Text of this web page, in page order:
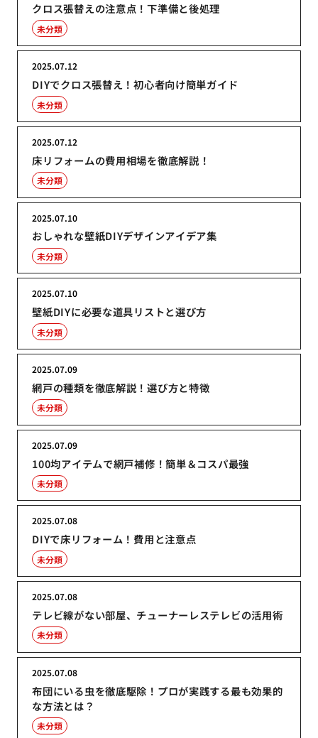
クロス張替えの注意点！下準備と後処理
未分類
DIYでクロス張替え！初心者向け簡単ガイド
2025.07.12
未分類
床リフォームの費用相場を徹底解説！
2025.07.12
未分類
おしゃれな壁紙DIYデザインアイデア集
2025.07.10
未分類
壁紙DIYに必要な道具リストと選び方
2025.07.10
未分類
網戸の種類を徹底解説！選び方と特徴
2025.07.09
未分類
100均アイテムで網戸補修！簡単＆コスパ最強
2025.07.09
未分類
DIYで床リフォーム！費用と注意点
2025.07.08
未分類
テレビ線がない部屋、チューナーレステレビの活用術
2025.07.08
未分類
布団にいる虫を徹底駆除！プロが実践する最も効果的
な方法とは？
2025.07.08
未分類